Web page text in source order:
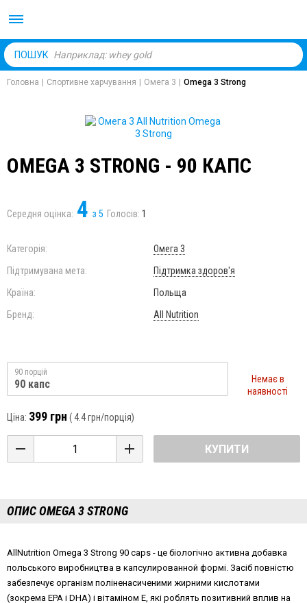
ПОШУК
Головна Спортивне харчування Омега 3 Omega 3 Strong
OMEGA 3 STRONG - 90 КАПС
Середня оцінка: 4 з 5 Голосів: 1
Категорія:
Омега 3
Підтримувана мета:
Підтримка здоров'я
Країна:
Польща
Бренд:
All Nutrition
90 порцій
90 капс
Немає в
наявності
Ціна: 399 грн (4.4 грн/порція)
КУПИТИ
ОПИС OMEGA 3 STRONG
AllNutrition Omega 3 Strong 90 caps - це біологічно активна добавка
польського виробництва в капсулированной формі. Засіб повністю
забезпечує організм поліненасиченими жирними кислотами
(зокрема EPA і DHA) і вітаміном Е, які роблять позитивний вплив на